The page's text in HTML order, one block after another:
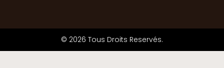
© 2026 Tous Droits Reservés.